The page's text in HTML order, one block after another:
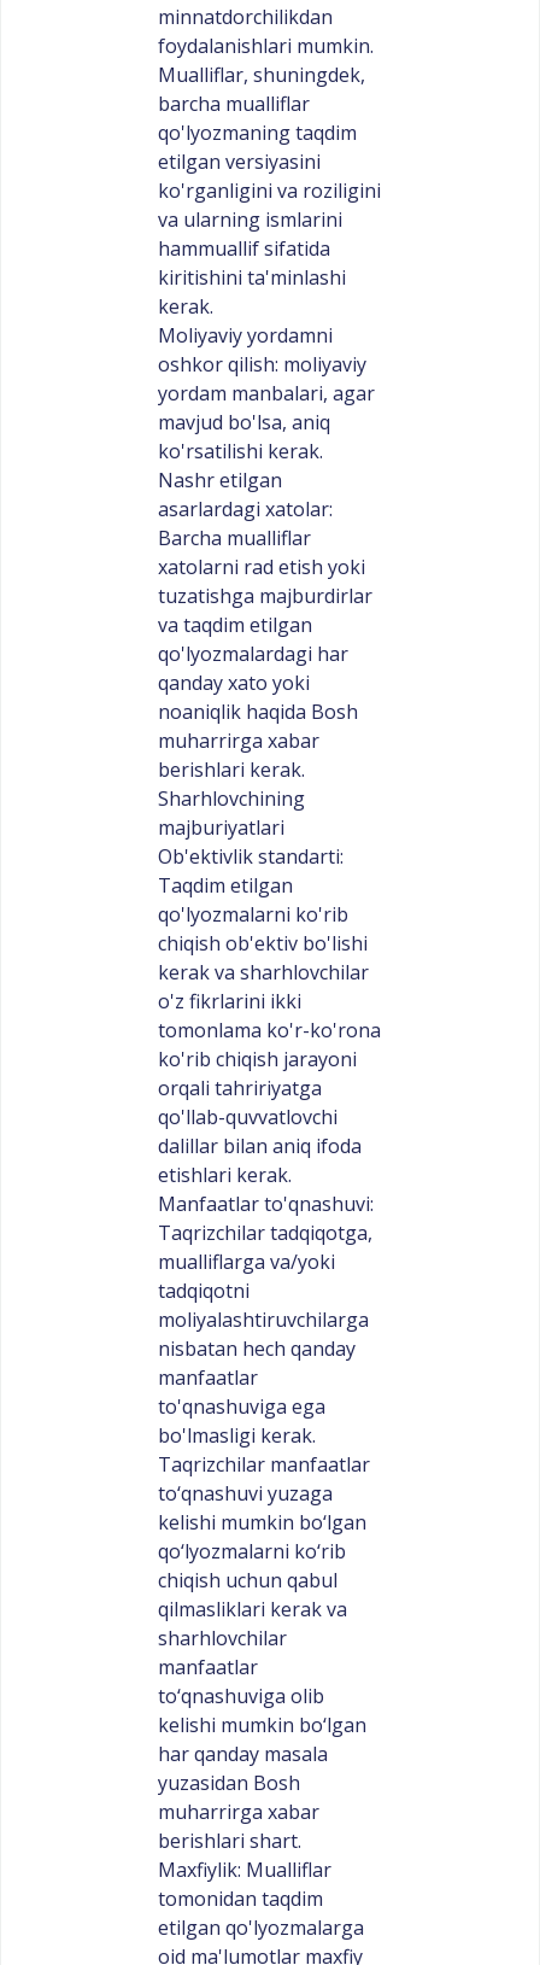
minnatdorchilikdan
foydalanishlari mumkin.
Mualliflar, shuningdek,
barcha mualliflar
qo'lyozmaning taqdim
etilgan versiyasini
ko'rganligini va roziligini
va ularning ismlarini
hammuallif sifatida
kiritishini ta'minlashi
kerak.
Moliyaviy yordamni
oshkor qilish: moliyaviy
yordam manbalari, agar
mavjud bo'lsa, aniq
ko'rsatilishi kerak.
Nashr etilgan
asarlardagi xatolar:
Barcha mualliflar
xatolarni rad etish yoki
tuzatishga majburdirlar
va taqdim etilgan
qo'lyozmalardagi har
qanday xato yoki
noaniqlik haqida Bosh
muharrirga xabar
berishlari kerak.
Sharhlovchining
majburiyatlari
Ob'ektivlik standarti:
Taqdim etilgan
qo'lyozmalarni ko'rib
chiqish ob'ektiv bo'lishi
kerak va sharhlovchilar
o'z fikrlarini ikki
tomonlama ko'r-ko'rona
ko'rib chiqish jarayoni
orqali tahririyatga
qo'llab-quvvatlovchi
dalillar bilan aniq ifoda
etishlari kerak.
Manfaatlar to'qnashuvi:
Taqrizchilar tadqiqotga,
mualliflarga va/yoki
tadqiqotni
moliyalashtiruvchilarga
nisbatan hech qanday
manfaatlar
to'qnashuviga ega
bo'lmasligi kerak.
Taqrizchilar manfaatlar
to‘qnashuvi yuzaga
kelishi mumkin bo‘lgan
qo‘lyozmalarni ko‘rib
chiqish uchun qabul
qilmasliklari kerak va
sharhlovchilar
manfaatlar
to‘qnashuviga olib
kelishi mumkin bo‘lgan
har qanday masala
yuzasidan Bosh
muharrirga xabar
berishlari shart.
Maxfiylik: Mualliflar
tomonidan taqdim
etilgan qo'lyozmalarga
oid ma'lumotlar maxfiy